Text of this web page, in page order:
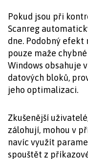
Pokud jsou při
Scanreg
dne. Podobný
pouze maže
Windows obsahuje
datových bloků,
jeho optimalizaci.
Zkušenější
zálohují, mohou v
navíc využít
spouštět z